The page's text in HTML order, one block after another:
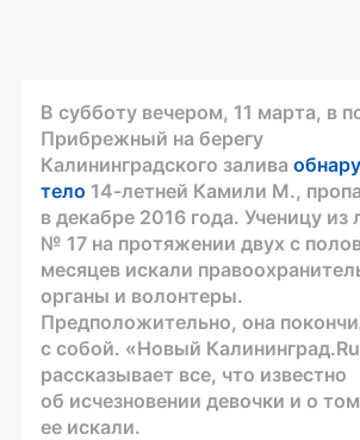
В субботу вечером, 11 марта, в
Прибрежный на берегу
Калининградского залива
тело 14-летней Камили М.,
в декабре 2016 года. Ученицу из
№ 17 на протяжении двух с
месяцев искали
органы и волонтеры.
Предположительно, она
с собой. «Новый
рассказывает все, что известно
об исчезновении девочки и о
ее искали.